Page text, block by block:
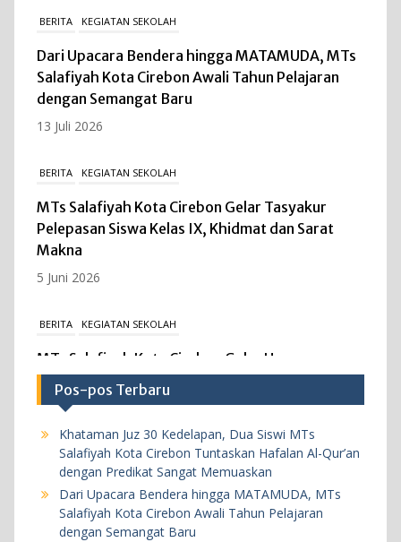
BERITA KEGIATAN SEKOLAH
Dari Upacara Bendera hingga MATAMUDA, MTs
Salafiyah Kota Cirebon Awali Tahun Pelajaran
dengan Semangat Baru
13 Juli 2026
BERITA KEGIATAN SEKOLAH
MTs Salafiyah Kota Cirebon Gelar Tasyakur
Pelepasan Siswa Kelas IX, Khidmat dan Sarat
Makna
5 Juni 2026
BERITA KEGIATAN SEKOLAH
MTs Salafiyah Kota Cirebon Gelar Upacara
Peringatan Hari Kebangkitan Nasional ke-118,
Teguhkan Persatuan dan Kesatuan Bangsa
20 Mei 2026
BERITA KEGIATAN SEKOLAH
MTs Salafiyah Kota Cirebon Gelar ASAT
Pos-pos Terbaru
Khataman Juz 30 Kedelapan, Dua Siswi MTs
Salafiyah Kota Cirebon Tuntaskan Hafalan Al-Qur’an
dengan Predikat Sangat Memuaskan
Dari Upacara Bendera hingga MATAMUDA, MTs
Salafiyah Kota Cirebon Awali Tahun Pelajaran
dengan Semangat Baru